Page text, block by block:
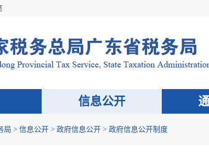
信息公开
局 > 信息公开 > 政府信息公开 > 政府信息公开制度